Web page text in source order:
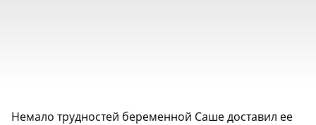
Немало трудностей беременной Саше доставил ее